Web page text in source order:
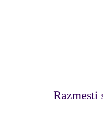
Razmesti